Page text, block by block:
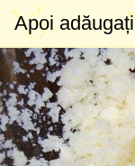
Apoi